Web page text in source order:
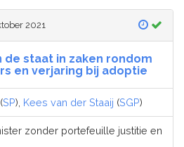
2021
de staat in zaken rondom
en verjaring bij adoptie
(SP), Kees van der Staaij (SGP)
zonder portefeuille justitie en